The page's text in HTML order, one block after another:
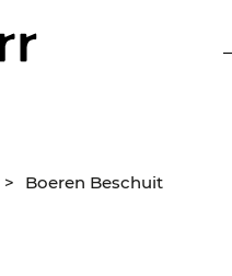
> Boeren Beschuit